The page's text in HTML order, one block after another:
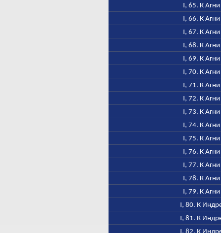
I, 65. К Агни
I, 66. К Агни
I, 67. К Агни
I, 68. К Агни
I, 69. К Агни
I, 70. К Агни
I, 71. К Агни
I, 72. К Агни
I, 73. К Агни
I, 74. К Агни
I, 75. К Агни
I, 76. К Агни
I, 77. К Агни
I, 78. К Агни
I, 79. К Агни
I, 80. К
I, 81. К
I, 82. К